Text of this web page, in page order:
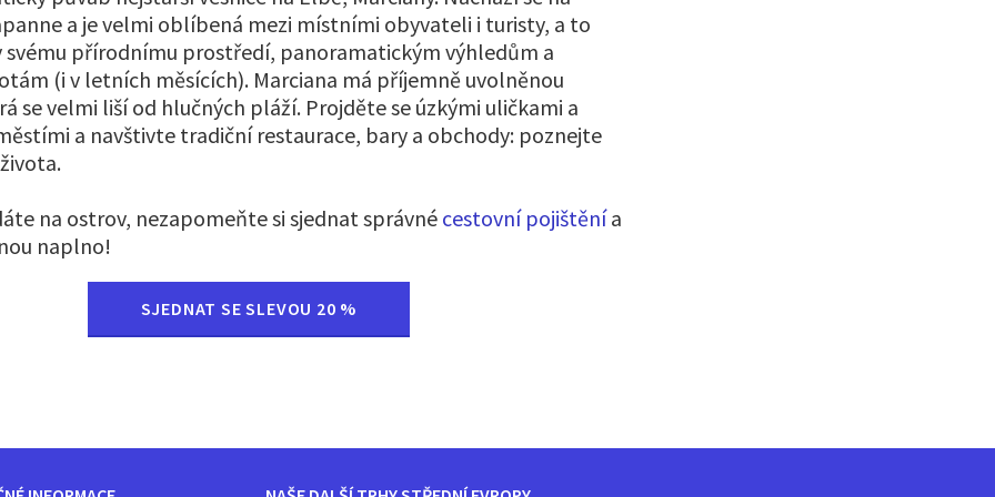
a je velmi oblíbená mezi místními obyvateli i turisty, a to
svému přírodnímu prostředí, panoramatickým výhledům a
(i v letních měsících). Marciana má příjemně uvolněnou
se velmi liší od hlučných pláží. Projděte se úzkými uličkami a
a navštivte tradiční restaurace, bary a obchody: poznejte
na ostrov, nezapomeňte si sjednat správné cestovní pojištěnía
naplno!
SJEDNAT SE SLEVOU 20 %